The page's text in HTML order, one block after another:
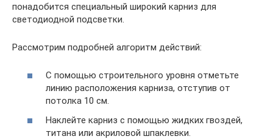
понадобится специальный широкий карниз для
светодиодной подсветки.
Рассмотрим подробней алгоритм действий:
С помощью строительного уровня отметьте
линию расположения карниза, отступив от
потолка 10 см.
Наклейте карниз с помощью жидких гвоздей,
титана или акриловой шпаклевки.